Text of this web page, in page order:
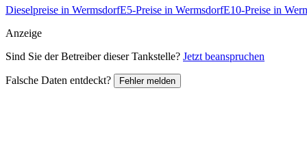
Dieselpreise in WermsdorfE5-Preise in WermsdorfE10-Preise in
Anzeige
Sind Sie der Betreiber dieser Tankstelle? Jetzt beanspruchen
Falsche Daten entdeckt? Fehler melden